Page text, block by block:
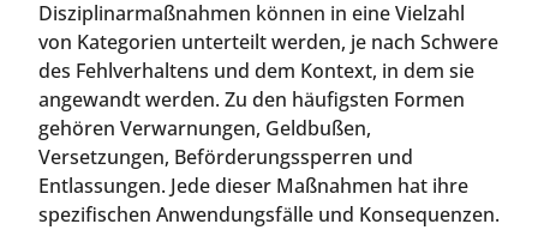
Disziplinarmaßnahmen können in eine Vielzahl
von Kategorien unterteilt werden, je nach Schwere
des Fehlverhaltens und dem Kontext, in dem sie
angewandt werden. Zu den häufigsten Formen
gehören Verwarnungen, Geldbußen,
Versetzungen, Beförderungssperren und
Entlassungen. Jede dieser Maßnahmen hat ihre
spezifischen Anwendungsfälle und Konsequenzen.